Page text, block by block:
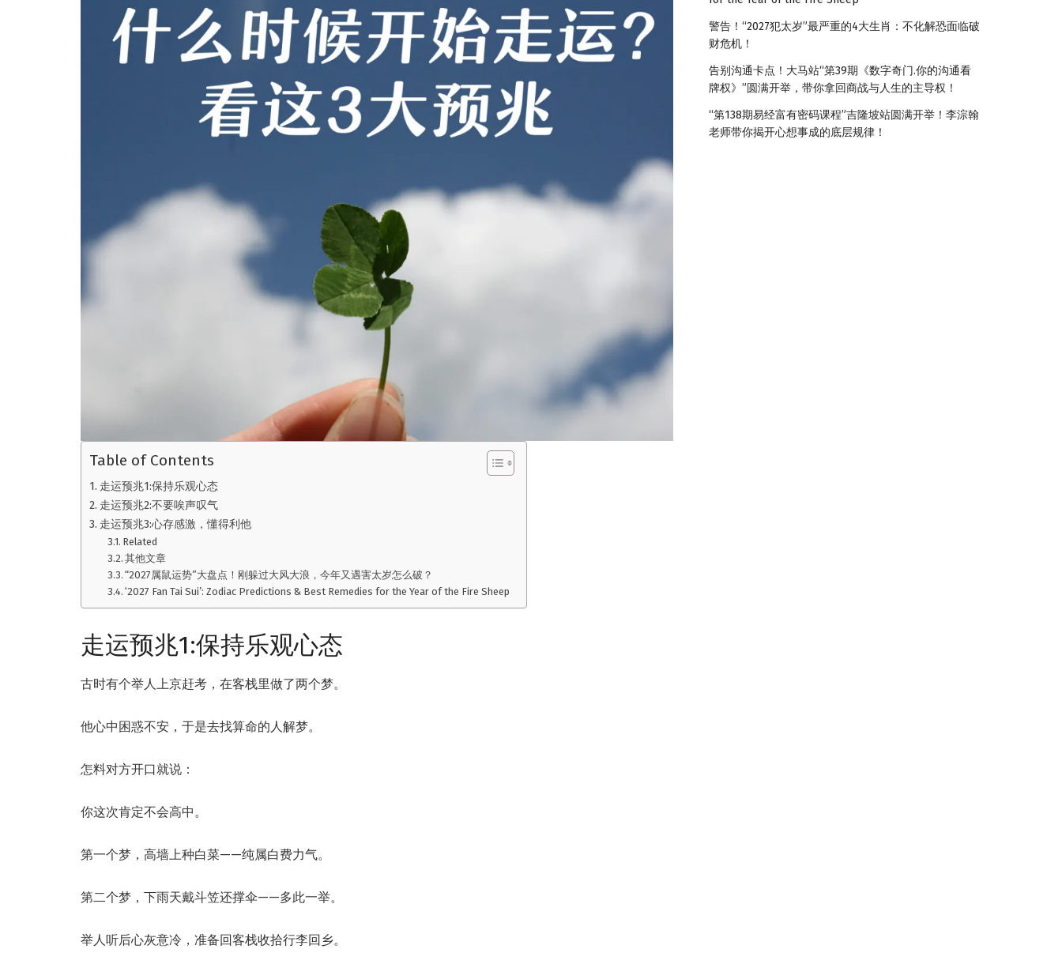
Table of Contents
走运预兆1:保持乐观心态
走运预兆2:不要唉声叹气
走运预兆3:心存感激，懂得利他
Related
其他文章
“2027属鼠运势”大盘点！刚躲过大风大浪，今年又遇害太岁怎么破？
‘2027 Fan Tai Sui’: Zodiac Predictions & Best Remedies for the Year of the Fire Sheep
走运预兆1:保持乐观心态
古时有个举人上京赶考，在客栈里做了两个梦。
他心中困惑不安，于是去找算命的人解梦。
怎料对方开口就说：
你这次肯定不会高中。
第一个梦，高墙上种白菜——纯属白费力气。
第二个梦，下雨天戴斗笠还撑伞——多此一举。
举人听后心灰意冷，准备回客栈收拾行李回乡。
警告！“2027犯太岁”最严重的4大生肖：不化解恐面临破
财危机！
告别沟通卡点！大马站“第39期《数字奇门.你的沟通看
牌权》”圆满开举，带你拿回商战与人生的主导权！
“第138期易经富有密码课程”吉隆坡站圆满开举！李淙翰
老师带你揭开心想事成的底层规律！